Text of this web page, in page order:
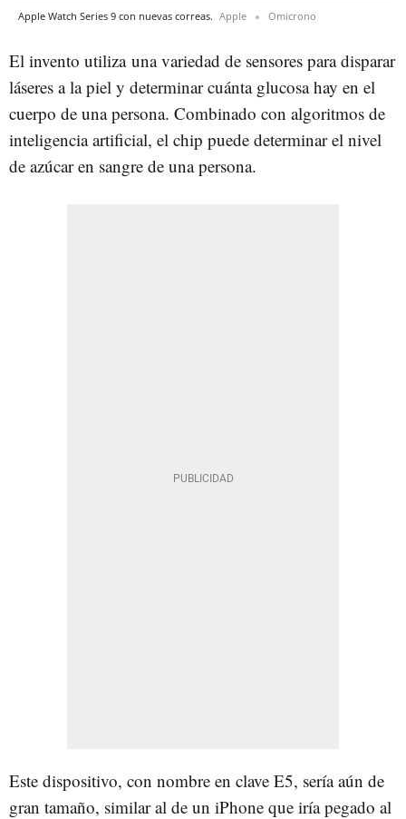
Apple Watch Series 9 con nuevas correas. Apple Omicrono
El invento utiliza una variedad de sensores para disparar
láseres a la piel y determinar cuánta glucosa hay en el
cuerpo de una persona. Combinado con algoritmos de
inteligencia artificial, el chip puede determinar el nivel
de azúcar en sangre de una persona.
Este dispositivo, con nombre en clave E5, sería aún de
gran tamaño, similar al de un iPhone que iría pegado al